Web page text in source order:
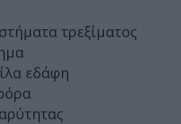
τρεξίματος
εδάφη